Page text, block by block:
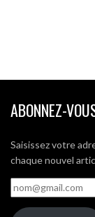
ABONNEZ-
Saisissez votre
chaque nouvel
nom@gmail.com